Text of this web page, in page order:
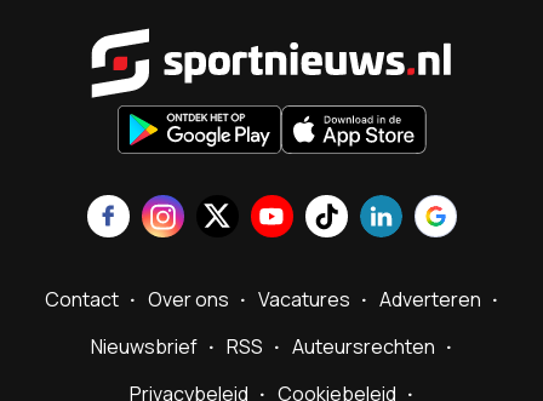
Contact Over ons Vacatures
Adverteren
Nieuwsbrief
RSS
Auteursrechten
Privacybeleid
Cookiebeleid